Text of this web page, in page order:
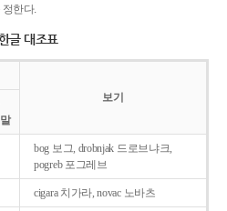
정한다.
글 대조표
보기
bog 보그, drobnjak 드로브냐크,
pogreb 포그레브
cigara 치가라, novac 노바츠